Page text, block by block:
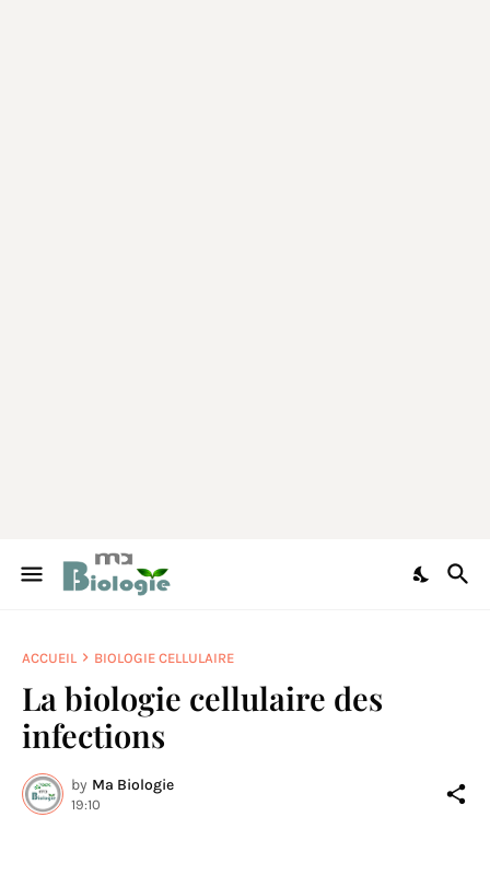
ACCUEIL BIOLOGIE CELLULAIRE
La biologie cellulaire des
infections
by Ma Biologie
19:10